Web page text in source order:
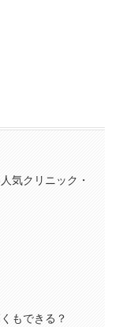
気クリニック・
もできる？